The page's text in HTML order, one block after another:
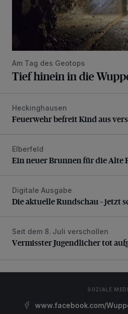
Am Tag des Geotops
Tief hinein in die
Feuerwehr befreit Kind aus
Heckinghausen
Feuerwehr befreit Kind aus
Ein neuer Brunnen für die Alte
Elberfeld
Ein neuer Brunnen für die Alte
Die aktuelle Rundschau – jetzt
Digitale Ausgabe
Die aktuelle Rundschau – jetzt
Vermisster Jugendlicher tot
Seit dem 8. Juli verschollen
Vermisster Jugendlicher tot
SOZIALE
www.facebook.com/